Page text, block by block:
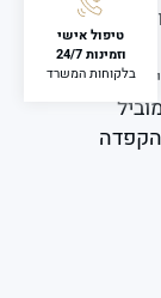
של
הקפדה
טיפול אישי
וזמינות 24/7
בלקוחות המשרד